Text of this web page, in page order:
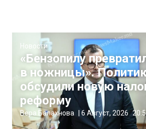
Новости
«Бензопилу
в ножницы».
обсудили новую
реформу
Вера Балахнова 6 Август, 2026